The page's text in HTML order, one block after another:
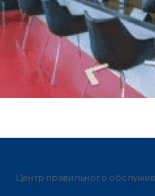
Центр правильного